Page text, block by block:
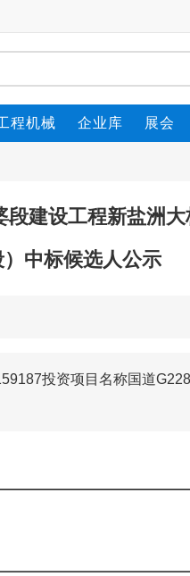
程机械 企业库 展会
段建设工程新盐洲
）中标候选人公示
投资项目名称国道